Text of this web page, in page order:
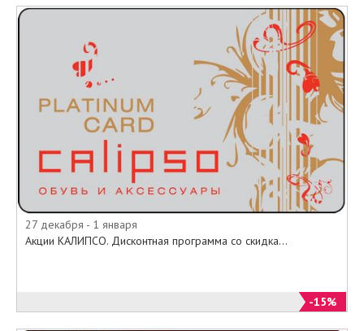
27 декабря - 1 января
Акции КАЛИПСО. Дисконтная программа со скидка...
-15%